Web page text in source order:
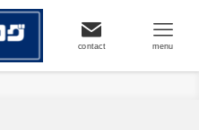
contact menu